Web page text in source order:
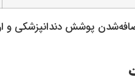
پوشش دندانپزشکی و